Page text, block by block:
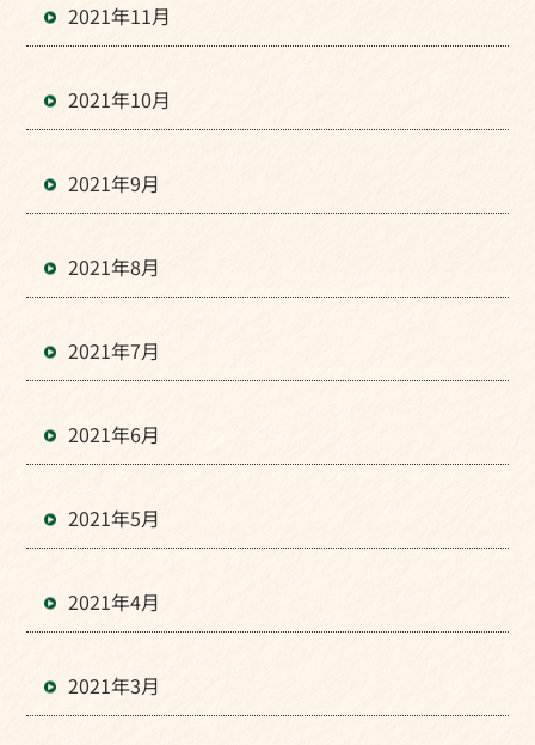
2021年11月
2021年10月
2021年9月
2021年8月
2021年7月
2021年6月
2021年5月
2021年4月
2021年3月